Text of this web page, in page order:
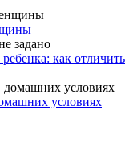
как отличить
условиях